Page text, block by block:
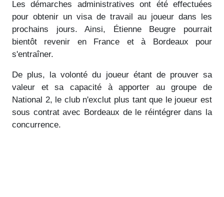
Les démarches administratives ont été effectuées
pour obtenir un visa de travail au joueur dans les
prochains jours. Ainsi, Étienne Beugre pourrait
bientôt revenir en France et à Bordeaux pour
s'entraîner.
De plus, la volonté du joueur étant de prouver sa
valeur et sa capacité à apporter au groupe de
National 2, le club n'exclut plus tant que le joueur est
sous contrat avec Bordeaux de le réintégrer dans la
concurrence.